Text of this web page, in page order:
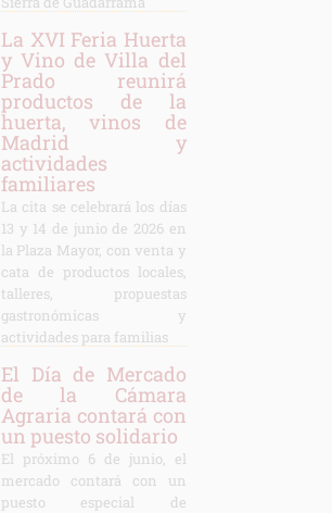
La XVI Feria Huerta
y Vino de Villa del
Prado reunirá
productos de la
huerta, vinos de
Madrid y
actividades
familiares
La cita se celebrará los días
13 y 14 de junio de 2026 en
la Plaza Mayor, con venta y
cata de productos locales,
talleres, propuestas
gastronómicas y
actividades para familias
El Día de Mercado
de la Cámara
Agraria contará con
un puesto solidario
El próximo 6 de junio, el
mercado contará con un
puesto especial de